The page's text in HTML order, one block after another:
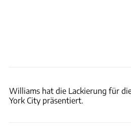
Williams hat die Lackierung für
York City präsentiert.